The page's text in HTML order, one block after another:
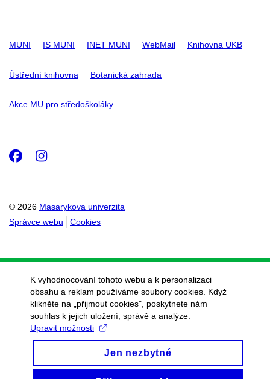
MUNI IS MUNI INET MUNI WebMail Knihovna UKB
Ústřední knihovna Botanická zahrada
Akce MU pro středoškoláky
© 2026 Masarykova univerzita
Správce webu
Cookies
Facebook
Instagram
K vyhodnocování tohoto webu a k personalizaci
obsahu a reklam používáme soubory cookies. Když
klikněte na „přijmout cookies", poskytnete nám
souhlas k jejich uložení, správě a analýze.
Upravit možnosti
Jen nezbytné